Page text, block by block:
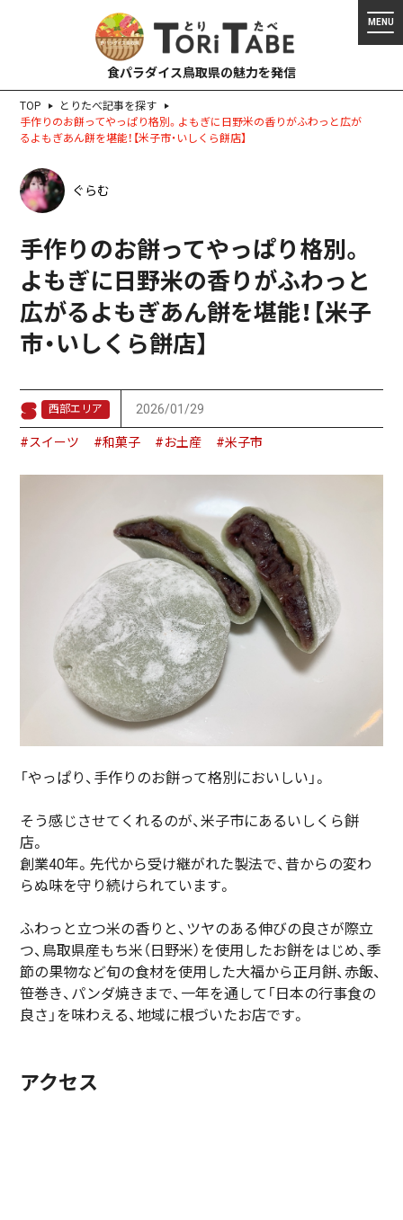
食パラダイス鳥取県の魅力を発信
TOP
とりたべ記事を探す
手作りのお餅ってやっぱり格別。よもぎに日野米の香りがふわっと広が
るよもぎあん餅を堪能！【米子市・いしくら餅店】
ぐらむ
手作りのお餅ってやっぱり格別。
よもぎに日野米の香りがふわっと
広がるよもぎあん餅を堪能！【米子
市・いしくら餅店】
西部エリア 2026/01/29
#スイーツ #和菓子 #お土産 #米子市
「やっぱり、手作りのお餅って格別においしい」。
そう感じさせてくれるのが、米子市にあるいしくら餅
店。
創業40年。先代から受け継がれた製法で、昔からの変わ
らぬ味を守り続けられています。
ふわっと立つ米の香りと、ツヤのある伸びの良さが際立
つ、鳥取県産もち米（日野米）を使用したお餅をはじめ、季
節の果物など旬の食材を使用した大福から正月餅、赤飯、
笹巻き、パンダ焼きまで、一年を通して「日本の行事食の
良さ」を味わえる、地域に根づいたお店です。
アクセス